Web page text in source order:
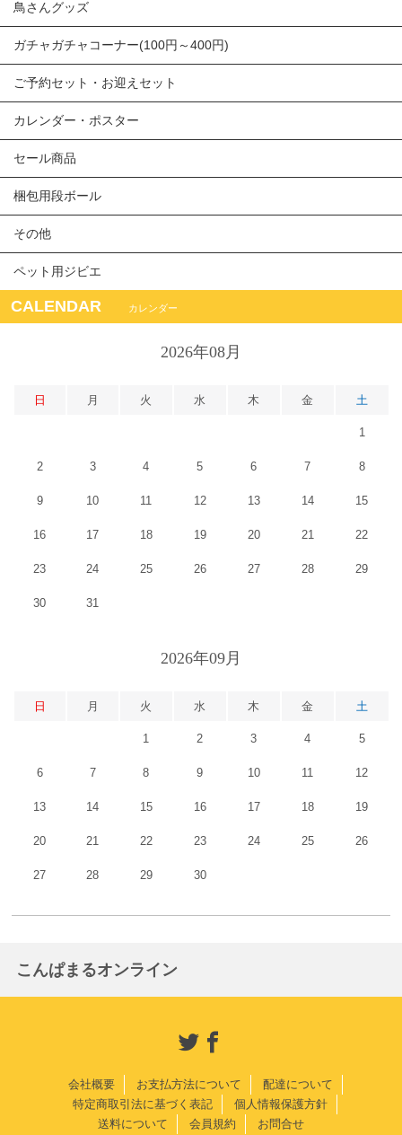
鳥さんグッズ
ガチャガチャコーナー(100円～400円)
ご予約セット・お迎えセット
カレンダー・ポスター
セール商品
梱包用段ボール
その他
ペット用ジビエ
CALENDAR カレンダー
2026年08月
日 月 火 水 木 金 土
1
2 3 4 5 6 7 8
9 10 11 12 13 14 15
16 17 18 19 20 21 22
23 24 25 26 27 28 29
30 31
2026年09月
日 月 火 水 木 金 土
1 2 3 4 5
6 7 8 9 10 11 12
13 14 15 16 17 18 19
20 21 22 23 24 25 26
27 28 29 30
こんぱまるオンライン
会社概要 お支払方法について
配達について
特定商取引法に基づく表記
個人情報保護方針
送料について
会員規約 お問合せ